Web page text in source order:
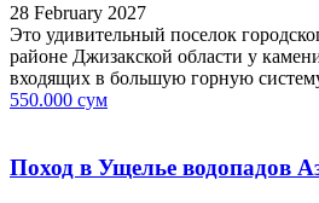
28 February 2027
Это удивительный поселок
районе Джизакской области у
входящих в большую горную
550.000 сум
Поход в Ущелье водопадов